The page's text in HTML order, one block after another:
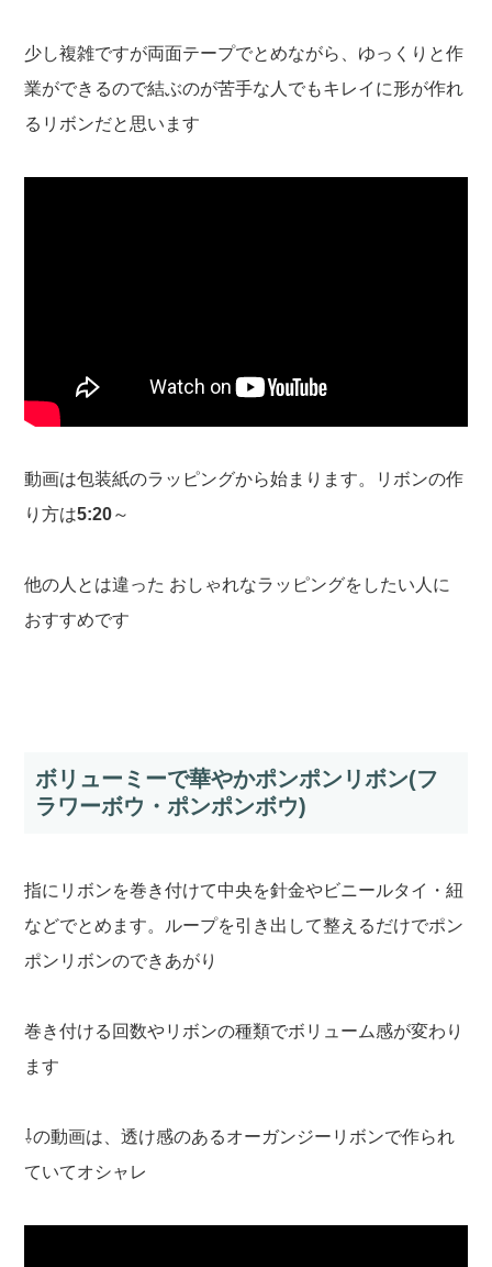
少し複雑ですが両面テープでとめながら、ゆっくりと作
業ができるので結ぶのが苦手な人でもキレイに形が作れ
るリボンだと思います
動画は包装紙のラッピングから始まります。リボンの作
り方は5:20～
他の人とは違った おしゃれなラッピングをしたい人に
おすすめです
ボリューミーで華やかポンポンリボン(フ
ラワーボウ・ポンポンボウ)
指にリボンを巻き付けて中央を針金やビニールタイ・紐
などでとめます。ループを引き出して整えるだけでポン
ポンリボンのできあがり
巻き付ける回数やリボンの種類でボリューム感が変わり
ます
⇩の動画は、透け感のあるオーガンジーリボンで作られ
ていてオシャレ